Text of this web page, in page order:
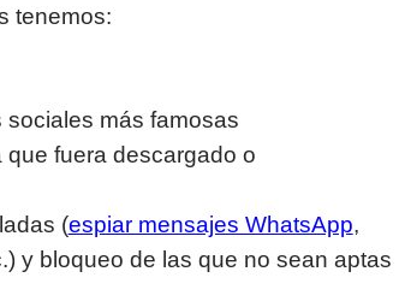
tenemos:
más famosas
fuera descargado o
(espiar mensajes WhatsApp,
y bloqueo de las que no sean aptas